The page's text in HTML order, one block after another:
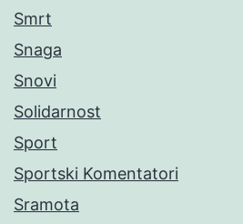
Smrt
Snaga
Snovi
Solidarnost
Sport
Sportski Komentatori
Sramota